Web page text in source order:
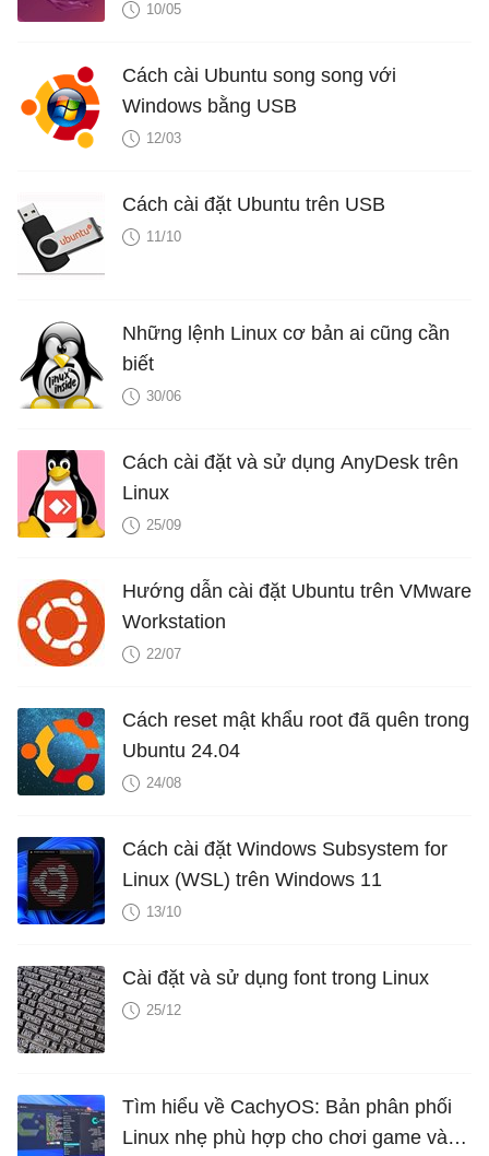
10/05
Cách cài Ubuntu song song với
Windows bằng USB
12/03
Cách cài đặt Ubuntu trên USB
11/10
Những lệnh Linux cơ bản ai cũng cần
biết
30/06
Cách cài đặt và sử dụng AnyDesk trên
Linux
25/09
Hướng dẫn cài đặt Ubuntu trên VMware
Workstation
22/07
Cách reset mật khẩu root đã quên trong
Ubuntu 24.04
24/08
Cách cài đặt Windows Subsystem for
Linux (WSL) trên Windows 11
13/10
Cài đặt và sử dụng font trong Linux
25/12
Tìm hiểu về CachyOS: Bản phân phối
Linux nhẹ phù hợp cho chơi game và